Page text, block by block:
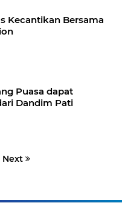
Kecantikan Bersama
Puasa dapat
Dandim Pati
Next